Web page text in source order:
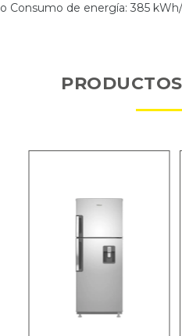
o Consumo de energía: 385